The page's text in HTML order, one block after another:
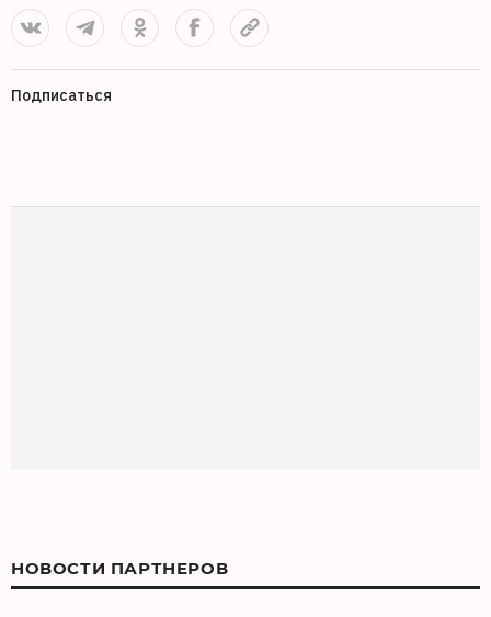
Подписаться
НОВОСТИ ПАРТНЕРОВ